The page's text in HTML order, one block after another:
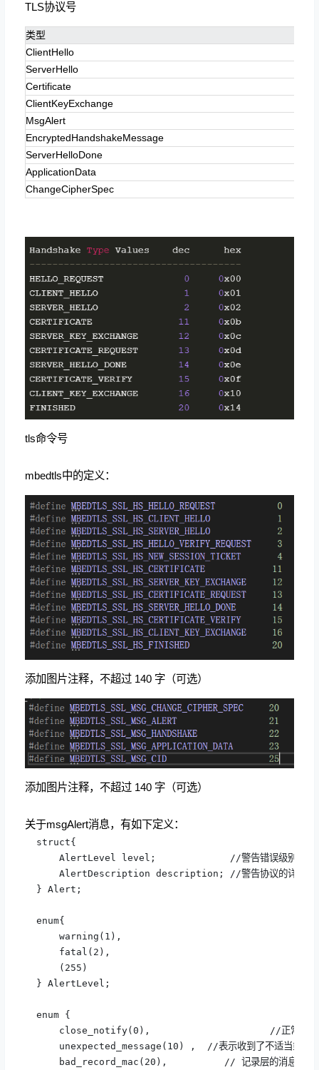
TLS协议号
类型
ClientHello
ServerHello
Certificate
ClientKeyExchange
MsgAlert
EncryptedHandshakeMessage
ServerHelloDone
ApplicationData
ChangeCipherSpec
tls命令号
mbedtls中的定义：
添加图片注释，不超过 140 字（可选）
添加图片注释，不超过 140 字（可选）
关于msgAlert消息，有如下定义：
struct{
AlertLevel level;             //警告错误级别
AlertDescription description; //警告协议的详细描
} Alert;
enum{
warning(1),
fatal(2),
(255)
} AlertLevel;
enum {
close_notify(0),                     //正常关闭通
unexpected_message(10) ,  //表示收到了不适当或未预
bad_record_mac(20),          // 记录层的消息认证码